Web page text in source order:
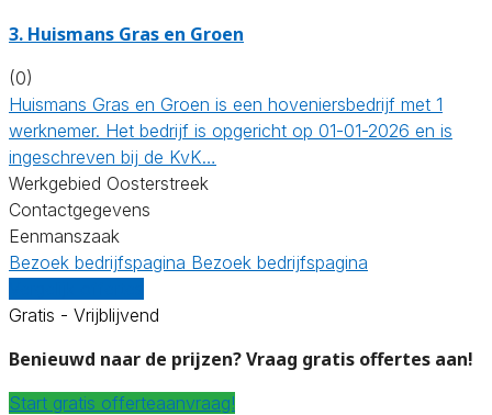
3. Huismans Gras en Groen
(0)
Huismans Gras en Groen is een hoveniersbedrijf met 1
werknemer. Het bedrijf is opgericht op 01-01-2026 en is
ingeschreven bij de KvK…
Werkgebied Oosterstreek
Contactgegevens
Eenmanszaak
Bezoek bedrijfspagina Bezoek bedrijfspagina
Gratis - Vrijblijvend
Benieuwd naar de prijzen? Vraag gratis offertes aan!
Start gratis offerteaanvraag!